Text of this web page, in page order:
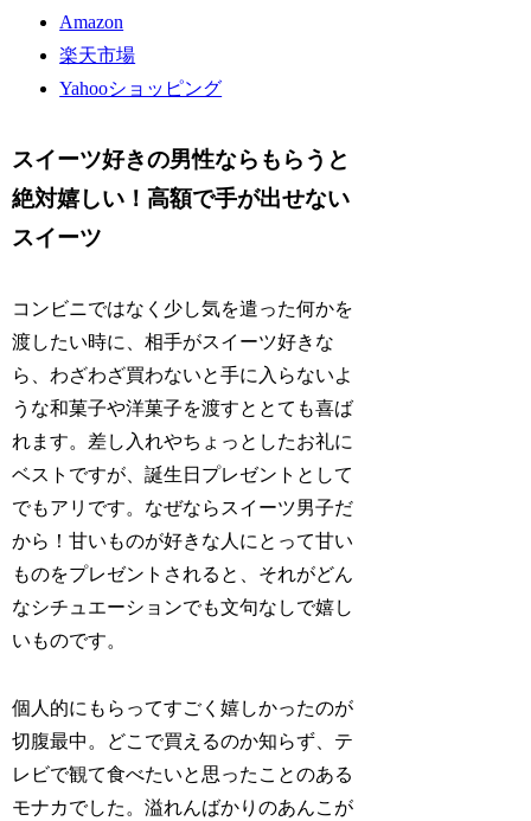
Amazon
楽天市場
Yahooショッピング
スイーツ好きの男性ならもらうと
絶対嬉しい！高額で手が出せない
スイーツ
コンビニではなく少し気を遣った何かを
渡したい時に、相手がスイーツ好きな
ら、わざわざ買わないと手に入らないよ
うな和菓子や洋菓子を渡すととても喜ば
れます。差し入れやちょっとしたお礼に
ベストですが、誕生日プレゼントとして
でもアリです。なぜならスイーツ男子だ
から！甘いものが好きな人にとって甘い
ものをプレゼントされると、それがどん
なシチュエーションでも文句なしで嬉し
いものです。
個人的にもらってすごく嬉しかったのが
切腹最中。どこで買えるのか知らず、テ
レビで観て食べたいと思ったことのある
モナカでした。溢れんばかりのあんこが